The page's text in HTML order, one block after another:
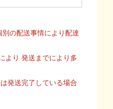
の配送事情により配達
より 発送までにより多
発送完了している場合